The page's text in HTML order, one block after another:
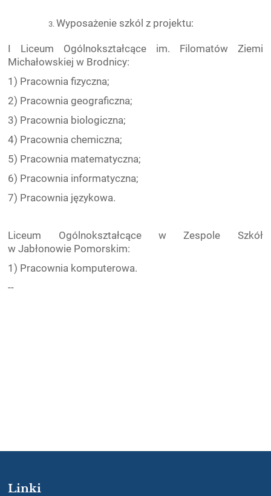
Wyposażenie szkól z projektu:
I Liceum Ogólnokształcące im. Filomatów Ziemi
Michałowskiej w Brodnicy:
1) Pracownia fizyczna;
2) Pracownia geograficzna;
3) Pracownia biologiczna;
4) Pracownia chemiczna;
5) Pracownia matematyczna;
6) Pracownia informatyczna;
7) Pracownia językowa.
Liceum Ogólnokształcące w Zespole Szkół
w Jabłonowie Pomorskim:
1) Pracownia komputerowa.
--
Linki